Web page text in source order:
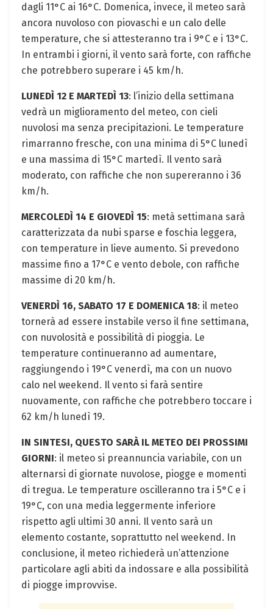
dagli 11°C ai 16°C. Domenica, invece, il meteo sarà
ancora nuvoloso con piovaschi e un calo delle
temperature, che si attesteranno tra i 9°C e i 13°C.
In entrambi i giorni, il vento sarà forte, con raffiche
che potrebbero superare i 45 km/h.
LUNEDÌ 12 E MARTEDÌ 13: l’inizio della settimana
vedrà un miglioramento del meteo, con cieli
nuvolosi ma senza precipitazioni. Le temperature
rimarranno fresche, con una minima di 5°C lunedì
e una massima di 15°C martedì. Il vento sarà
moderato, con raffiche che non supereranno i 36
km/h.
MERCOLEDÌ 14 E GIOVEDÌ 15: metà settimana sarà
caratterizzata da nubi sparse e foschia leggera,
con temperature in lieve aumento. Si prevedono
massime fino a 17°C e vento debole, con raffiche
massime di 20 km/h.
VENERDÌ 16, SABATO 17 E DOMENICA 18: il meteo
tornerà ad essere instabile verso il fine settimana,
con nuvolosità e possibilità di pioggia. Le
temperature continueranno ad aumentare,
raggiungendo i 19°C venerdì, ma con un nuovo
calo nel weekend. Il vento si farà sentire
nuovamente, con raffiche che potrebbero toccare i
62 km/h lunedì 19.
IN SINTESI, QUESTO SARÀ IL METEO DEI PROSSIMI
GIORNI: il meteo si preannuncia variabile, con un
alternarsi di giornate nuvolose, piogge e momenti
di tregua. Le temperature oscilleranno tra i 5°C e i
19°C, con una media leggermente inferiore
rispetto agli ultimi 30 anni. Il vento sarà un
elemento costante, soprattutto nel weekend. In
conclusione, il meteo richiederà un’attenzione
particolare agli abiti da indossare e alla possibilità
di piogge improvvise.